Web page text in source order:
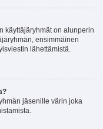
käyttäjäryhmät on alunperin
ensimmäinen
lähettämistä.
jäsenille värin joka